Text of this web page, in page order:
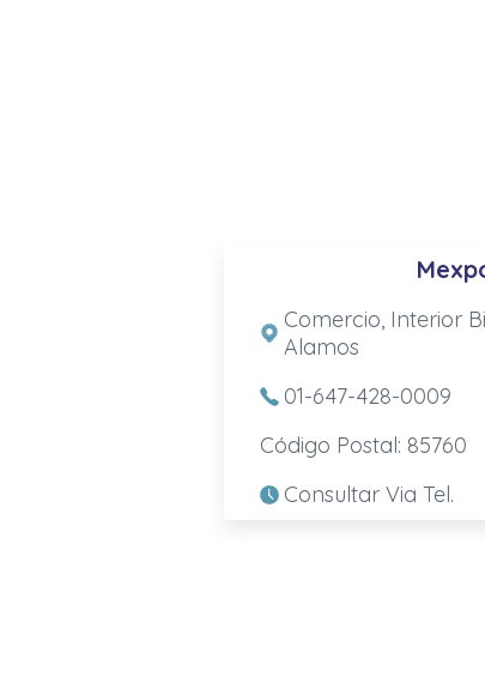
Comercio, Interior
Alamos
01-647-428-0009
Código Postal: 85760
Consultar Via Tel.